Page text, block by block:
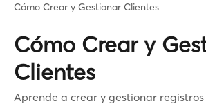
Cómo Crear y Gestionar Clientes
Cómo Crear y
Clientes
Aprende a crear y gestionar